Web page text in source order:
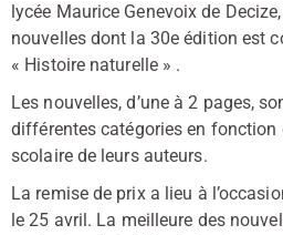
lycée Maurice Genevoix de
nouvelles dont la 30e édition est
« Histoire naturelle » .
Les nouvelles, d’une à 2 pages,
différentes catégories en fonction
scolaire de leurs auteurs.
La remise de prix a lieu à
le 25 avril. La meilleure des